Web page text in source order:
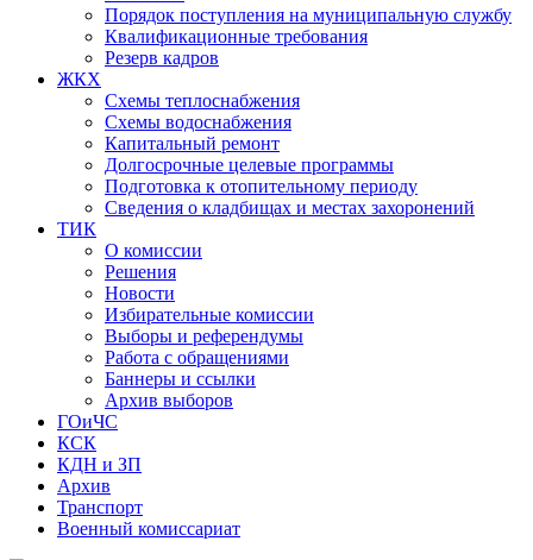
Порядок поступления на муниципальную службу
Квалификационные требования
Резерв кадров
ЖКХ
Схемы теплоснабжения
Схемы водоснабжения
Капитальный ремонт
Долгосрочные целевые программы
Подготовка к отопительному периоду
Сведения о кладбищах и местах захоронений
ТИК
О комиссии
Решения
Новости
Избирательные комиссии
Выборы и референдумы
Работа с обращениями
Баннеры и ссылки
Архив выборов
ГОиЧС
КСК
КДН и ЗП
Архив
Транспорт
Военный комиссариат